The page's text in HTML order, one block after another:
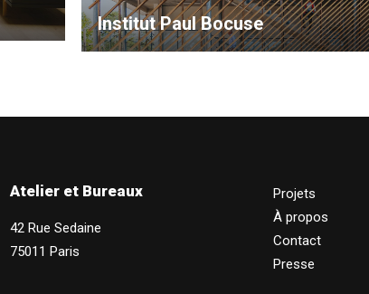
Institut Paul Bocuse
Atelier et Bureaux
42 Rue Sedaine
75011 Paris
Projets
À propos
Contact
Presse